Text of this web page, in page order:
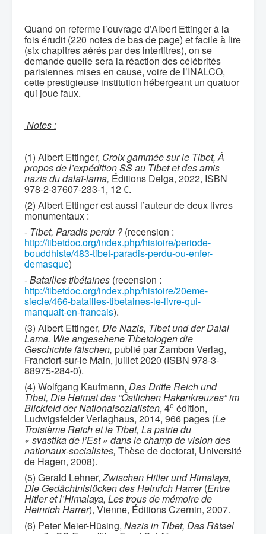
Quand on referme l’ouvrage d’Albert Ettinger à la
fois érudit (220 notes de bas de page) et facile à lire
(six chapitres aérés par des intertitres), on se
demande quelle sera la réaction des célébrités
parisiennes mises en cause, voire de l’INALCO,
cette prestigieuse institution hébergeant un quatuor
qui joue faux.
Notes :
(1) Albert Ettinger, Croix gammée sur le Tibet, À
propos de l’expédition SS au Tibet et des amis
nazis du dalaï-lama, Éditions Delga, 2022, ISBN
978-2-37607-233-1, 12 €.
(2) Albert Ettinger est aussi l’auteur de deux livres
monumentaux :
- Tibet, Paradis perdu ?(recension :
http://tibetdoc.org/index.php/histoire/periode-
bouddhiste/483-tibet-paradis-perdu-ou-enfer-
demasque)
-Batailles tibétaines (recension :
http://tibetdoc.org/index.php/histoire/20eme-
siecle/466-batailles-tibetaines-le-livre-qui-
manquait-en-francais).
(3) Albert Ettinger, Die Nazis, Tibet und der Dalai
Lama. Wie angesehene Tibetologen die
Geschichte fälschen, publié par Zambon Verlag,
Francfort-sur-le Main, juillet 2020 (ISBN 978-3-
88975-284-0).
(4) Wolfgang Kaufmann, Das Dritte Reich und
Tibet, Die Heimat des “Östlichen Hakenkreuzes“ im
Blickfeld der Nationalsozialisten, 4e édition,
Ludwigsfelder Verlaghaus, 2014, 966 pages (Le
Troisième Reich et le Tibet, La patrie du
« svastika de l’Est » dans le champ de vision des
nationaux-socialistes, Thèse de doctorat, Université
de Hagen, 2008).
(5) Gerald Lehner,Zwischen Hitler und Himalaya,
Die Gedächtnislücken des Heinrich Harrer(Entre
Hitler et l’Himalaya, Les trous de mémoire de
Heinrich Harrer), Vienne, Éditions Czernin, 2007.
(6) Peter Meier-Hüsing, Nazis in Tibet, Das Rätsel